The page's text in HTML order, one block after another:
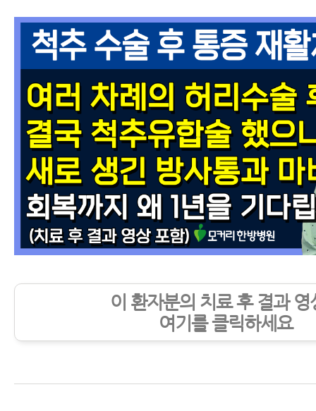
이 환자분의 치료 후 결과 영
여기를 클릭하세요